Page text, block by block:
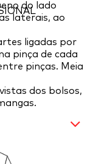
do lado
laterais, ao
ligadas por
pinça de cada
pinças. Meia
dos bolsos,